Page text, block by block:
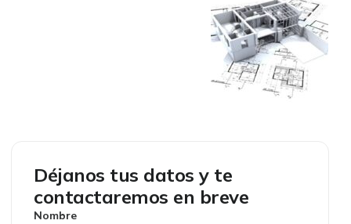
Déjanos tus datos y te
contactaremos en breve
Nombre